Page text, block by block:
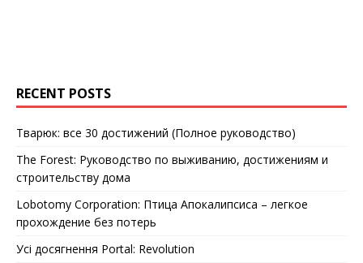
RECENT POSTS
Тварюк: все 30 достижений (Полное руководство)
The Forest: Руководство по выживанию, достижениям и
строительству дома
Lobotomy Corporation: Птица Апокалипсиса – легкое
прохождение без потерь
Усі досягнення Portal: Revolution